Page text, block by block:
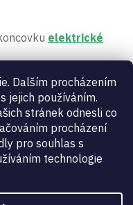
Dalším procházením
jejich používáním.
stránek odnesli co
procházení
pro souhlas s
technologie
elektrické
šňůry a